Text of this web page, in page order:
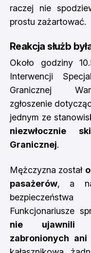
raczej nie
prostu zażartować.
Reakcja służb
Około godziny
Interwencji
Granicznej
zgłoszenie
jednym ze
niezwłocznie
Granicznej.
Mężczyzna został
pasażerów, a
Funkcjonariusze
nie ujawnili
zabronionych ani